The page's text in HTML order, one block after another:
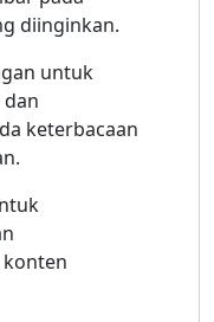
diinginkan.
untuk
keterbacaan
konten